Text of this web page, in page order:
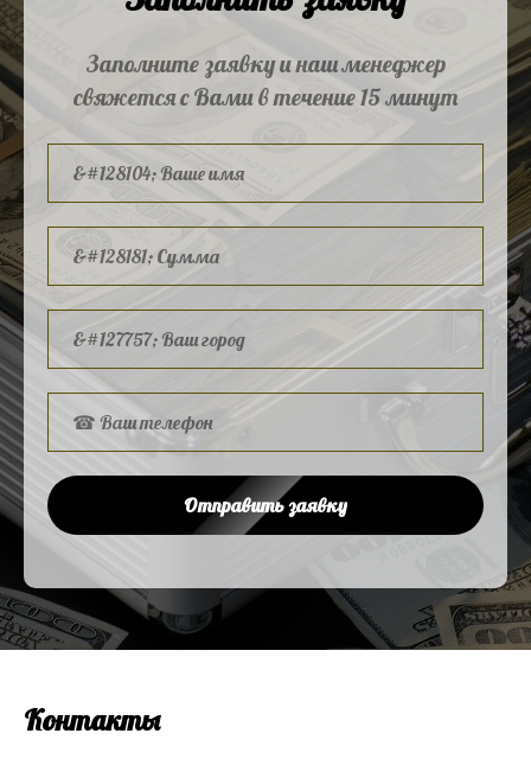
Заполните заявку и наш менеджер
свяжется с Вами в течение 15 минут
Отправить заявку
Контакты